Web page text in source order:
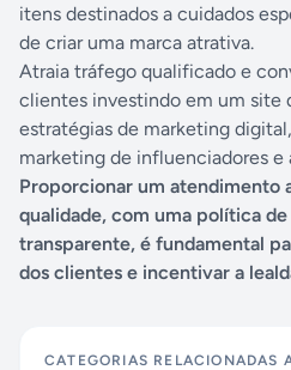
itens destinados a cuidados
de criar uma marca atrativa.
Atraia tráfego qualificado e
clientes investindo em um site
estratégias de marketing
marketing de influenciadores e
Proporcionar um atendimento
qualidade, com uma política
transparente, é fundamental
dos clientes e incentivar a
CATEGORIAS RELACIONADAS